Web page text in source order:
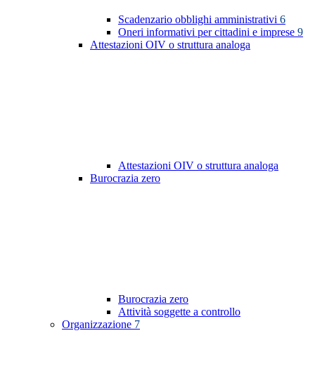
Scadenzario obblighi amministrativi 6
Oneri informativi per cittadini e imprese 9
Attestazioni OIV o struttura analoga
Attestazioni OIV o struttura analoga
Burocrazia zero
Burocrazia zero
Attività soggette a controllo
Organizzazione 7